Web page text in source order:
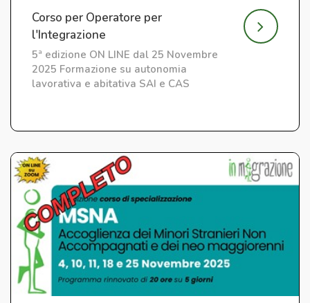
Corso per Operatore per
l'Integrazione
5ª edizione ON LINE dal 25 Novembre
2025 Formazione su autonomia
lavorativa e abitativa SAI e CAS